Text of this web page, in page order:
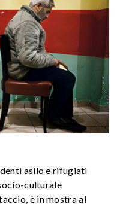
asilo e rifugiati
culturale
è in mostra al